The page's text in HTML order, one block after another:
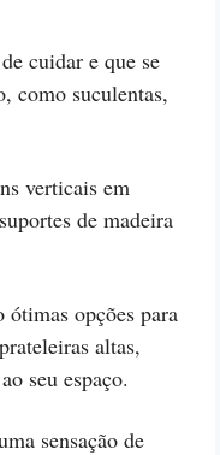
cuidar e que se
como suculentas,
verticais em
de madeira
ótimas opções para
altas,
seu espaço.
sensação de